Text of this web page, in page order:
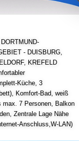
- DUISBURG,
KREFELD
Küche, 3
Komfort-Bad, weiß
max. 7 Personen, Balkon
Zentrale Lage Nähe
Anschluss,W-LAN)